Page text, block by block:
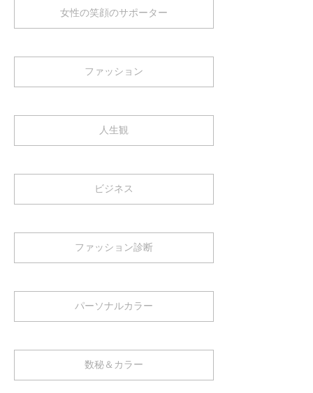
女性の笑顔のサポーター
ファッション
人生観
ビジネス
ファッション診断
パーソナルカラー
数秘＆カラー